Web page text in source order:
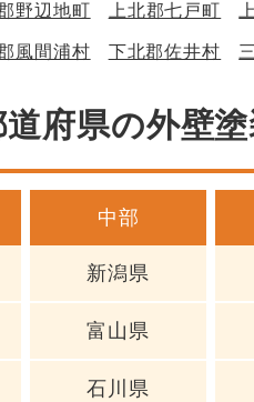
野辺地町 上北郡七戸町
風間浦村 下北郡佐井村
道府県の外壁
中部
新潟県
富山県
石川県